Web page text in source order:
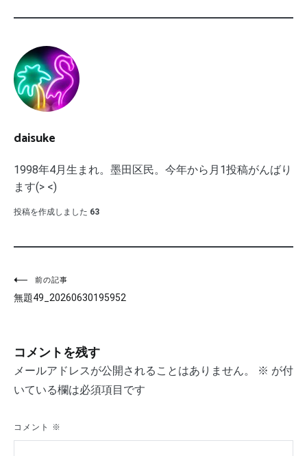
daisuke
1998年4月生まれ。墨田区民。今年から月1投稿がんばり
ます(> <)
投稿を作成しました 63
投
稿
ビ
ゲ
シ
前の記事
無題49_20260630195952
コメントを残す
メールアドレスが公開されることはありません。 ※ が付
いている欄は必須項目です
コメント ※